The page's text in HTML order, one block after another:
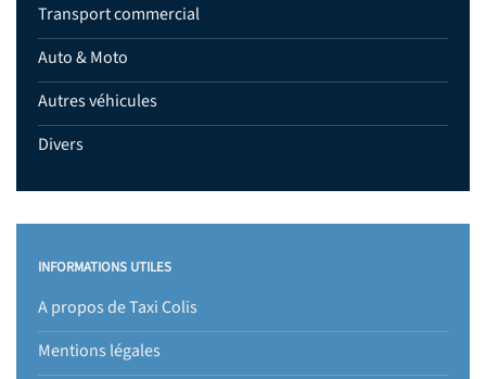
Transport commercial
Auto & Moto
Autres véhicules
Divers
INFORMATIONS UTILES
A propos de Taxi Colis
Mentions légales